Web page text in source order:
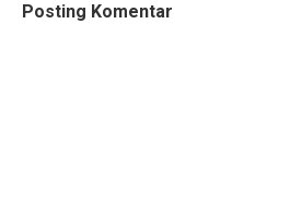
Posting Komentar